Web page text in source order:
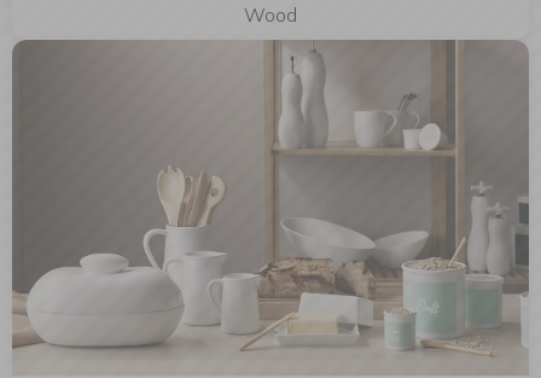
Wood